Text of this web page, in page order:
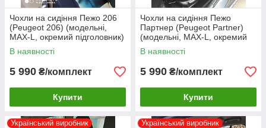
Чохли на сидіння Пежо 206
(Peugeot 206) (модельні,
MAX-L, окремий підголовник)
Чорно-бежевий
В наявності
5 990 ₴/комплект
Купити
Чохли на сидіння Пежо
Партнер (Peugeot Partner)
(модельні, MAX-L, окремий
підголовник) Чорно-сірий
В наявності
5 990 ₴/комплект
Купити
Український виробник Український виробник